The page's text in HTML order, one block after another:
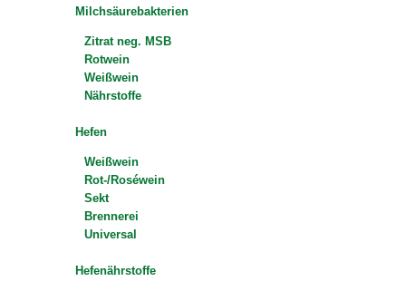
Milchsäurebakterien
Zitrat neg. MSB
Rotwein
Weißwein
Nährstoffe
Hefen
Weißwein
Rot-/Roséwein
Sekt
Brennerei
Universal
Hefenährstoffe